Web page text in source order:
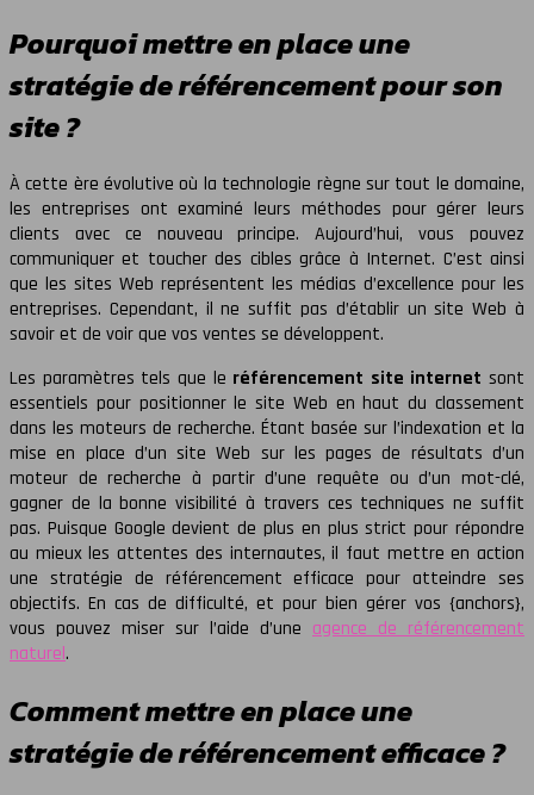
Pourquoi mettre en place une
stratégie de référencement pour son
site ?
À cette ère évolutive où la technologie règne sur tout le domaine,
les entreprises ont examiné leurs méthodes pour gérer leurs
clients avec ce nouveau principe. Aujourd’hui, vous pouvez
communiquer et toucher des cibles grâce à Internet. C’est ainsi
que les sites Web représentent les médias d’excellence pour les
entreprises. Cependant, il ne suffit pas d’établir un site Web à
savoir et de voir que vos ventes se développent.
Les paramètres tels que le référencement site internet sont
essentiels pour positionner le site Web en haut du classement
dans les moteurs de recherche. Étant basée sur l’indexation et la
mise en place d’un site Web sur les pages de résultats d’un
moteur de recherche à partir d’une requête ou d’un mot-clé,
gagner de la bonne visibilité à travers ces techniques ne suffit
pas. Puisque Google devient de plus en plus strict pour répondre
au mieux les attentes des internautes, il faut mettre en action
une stratégie de référencement efficace pour atteindre ses
objectifs. En cas de difficulté, et pour bien gérer vos {anchors},
vous pouvez miser sur l’aide d’une agence de référencement
naturel.
Comment mettre en place une
stratégie de référencement efficace ?